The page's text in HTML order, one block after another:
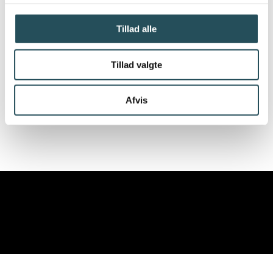
Tillad alle
Tillad valgte
Afvis
udfordringerne i nattelivet:
”Vi opfordrer derfor kraftigt regeringen til
fremover at inddrage alle nattelivets aktører,
herunder specifikt detailhandelen, når man
vil finde løsninger til et trygt og sikkert
natteliv.”Slutter Jeppe Møller-Herskind.